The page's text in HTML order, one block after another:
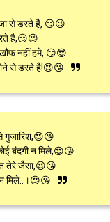
से डरते है, 😏😉
है,😏😉
नहीं हमे, 😏😎
से डरते है!😍😘
गुजारिश,😍😘
बंदगी न मिले,😍😘
तेरे जैसा,😍😘
न मिले..।😍😘